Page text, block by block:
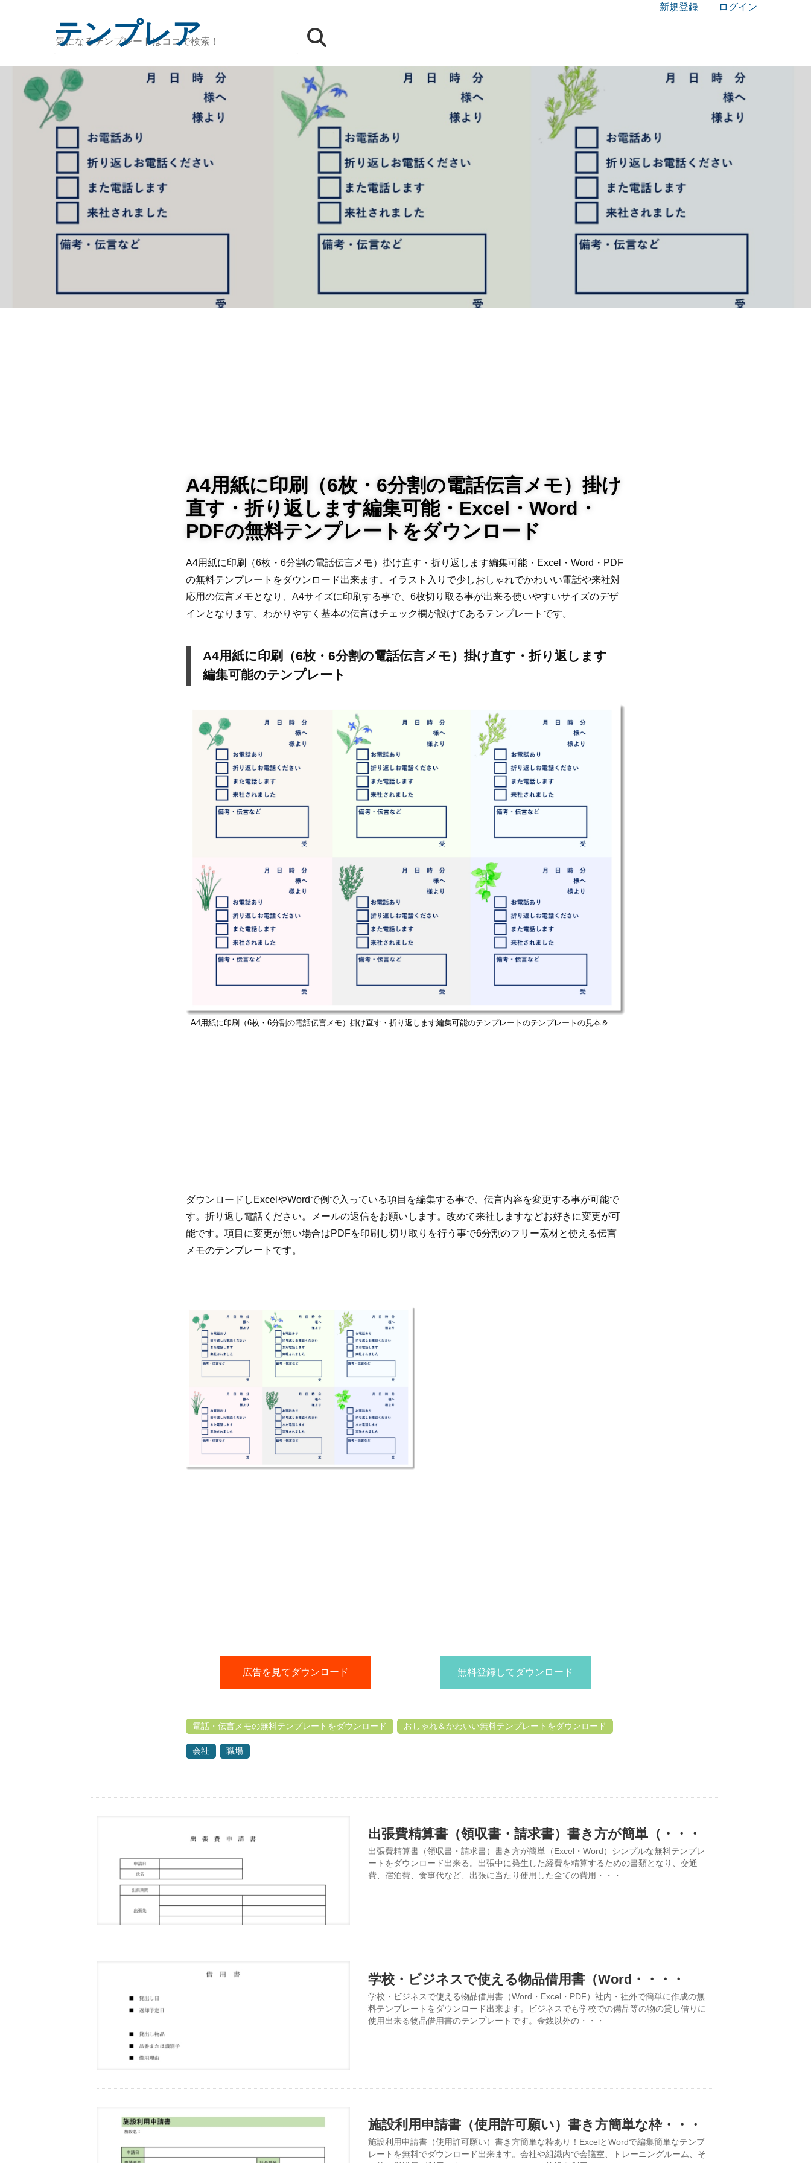
新規登録 ログイン
気
に
る
テ
ン
プ
ー
は
コ
で
検
索！
テンプレア
A4用紙に印刷（6枚・6分割の電話伝言メモ）掛け
直す・折り返します編集可能・Excel・Word・
PDFの無料テンプレートをダウンロード
A4用紙に印刷（6枚・6分割の電話伝言メモ）掛け直す・折り返します編集可能・Excel・Word・PDF
の無料テンプレートをダウンロード出来ます。イラスト入りで少しおしゃれでかわいい電話や来社対
応用の伝言メモとなり、A4サイズに印刷する事で、6枚切り取る事が出来る使いやすいサイズのデザ
インとなります。わかりやすく基本の伝言はチェック欄が設けてあるテンプレートです。
A4用紙に印刷（6枚・6分割の電話伝言メモ）掛け直す・折り返します
編集可能のテンプレート
A4用紙に印刷（6枚・6分割の電話伝言メモ）掛け直す・折り返します編集可能のテンプレートのテンプレートの見本＆サ
ダウンロードしExcelやWordで例で入っている項目を編集する事で、伝言内容を変更する事が可能で
す。折り返し電話ください。メールの返信をお願いします。改めて来社しますなどお好きに変更が可
能です。項目に変更が無い場合はPDFを印刷し切り取りを行う事で6分割のフリー素材と使える伝言
メモのテンプレートです。
広告を見てダウンロード 無料登録してダウンロード
電話・伝言メモの無料テンプレートをダウンロード おしゃれ＆かわいい無料テンプレートをダウンロード
会社 職場
出張費精算書（領収書・請求書）書き方が簡単（・・・
出張費精算書（領収書・請求書）書き方が簡単（Excel・Word）シンプルな無料テンプレ
ートをダウンロード出来る。出張中に発生した経費を精算するための書類となり、交通
費、宿泊費、食事代など、出張に当たり使用した全ての費用・・・
学校・ビジネスで使える物品借用書（Word・・・・
学校・ビジネスで使える物品借用書（Word・Excel・PDF）社内・社外で簡単に作成の無
料テンプレートをダウンロード出来ます。ビジネスでも学校での備品等の物の貸し借りに
使用出来る物品借用書のテンプレートです。金銭以外の・・・
施設利用申請書（使用許可願い）書き方簡単な枠・・・
施設利用申請書（使用許可願い）書き方簡単な枠あり！ExcelとWordで編集簡単なテンプ
レートを無料でダウンロード出来ます。会社や組織内で会議室、トレーニングルーム、そ